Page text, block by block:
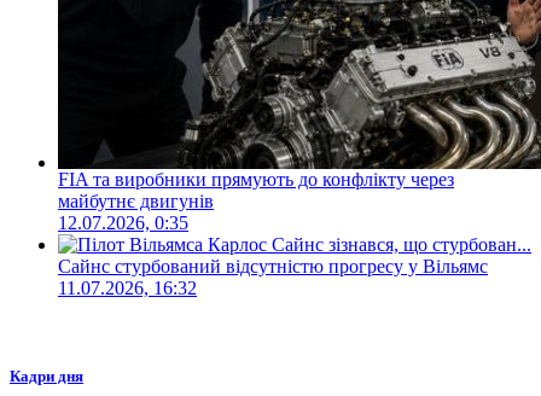
FIA та виробники прямують до конфлікту через
майбутнє двигунів
12.07.2026, 0:35
Сайнс стурбований відсутністю прогресу у Вільямс
11.07.2026, 16:32
Кадри дня